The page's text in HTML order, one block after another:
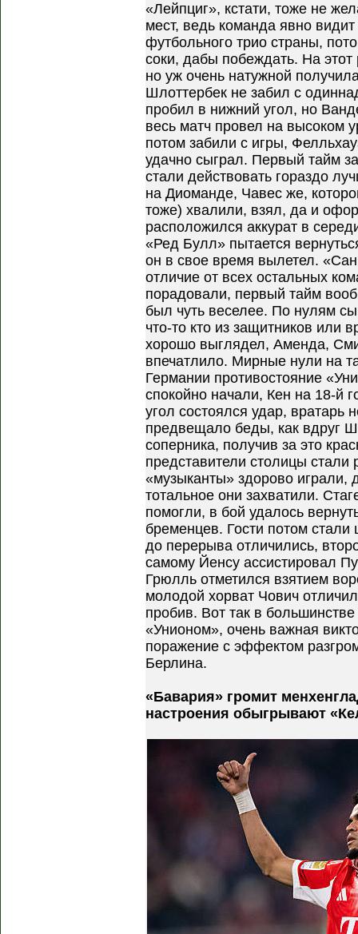
«Лейпциг», кстати, тоже не
мест, ведь команда явно
футбольного трио страны,
соки, дабы побеждать. На этот
но уж очень натужной
Шлоттербек не забил с
пробил в нижний угол, но
весь матч провел на высоком
потом забили с игры,
удачно сыграл. Первый тайм
стали действовать гораздо
на Диоманде, Чавес же,
тоже) хвалили, взял, да и
расположился аккурат в
«Ред Булл» пытается
он в свое время вылетел.
отличие от всех остальных
порадовали, первый тайм
был чуть веселее. По нулям
что-то кто из защитников или
хорошо выглядел, Аменда,
впечатлило. Мирные нули на
Германии противостояние
спокойно начали, Кен на 18-й
угол состоялся удар, вратарь
предвещало беды, как вдруг
соперника, получив за это
представители столицы стали
«музыканты» здорово играли,
тотальное они захватили.
помогли, в бой удалось
бременцев. Гости потом
до перерыва отличились,
самому Йенсу ассистировал
Грюлль отметился взятием
молодой хорват Чович
пробив. Вот так в
«Унионом», очень важная
поражение с эффектом
Берлина.
«Бавария» громит
настроения обыгрывают